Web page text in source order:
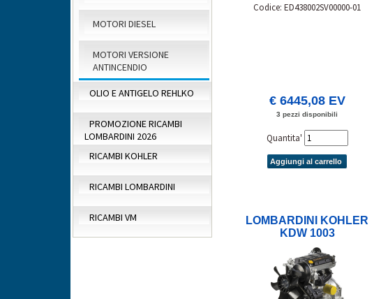
MOTORI DIESEL
MOTORI VERSIONE
ANTINCENDIO
OLIO E ANTIGELO REHLKO
PROMOZIONE RICAMBI
LOMBARDINI 2026
RICAMBI KOHLER
RICAMBI LOMBARDINI
RICAMBI VM
Codice: ED438002SV00000-01
€ 6445,08 EV
3 pezzi disponibili
Quantita'
Aggiungi al carrello
LOMBARDINI KOHLER
KDW 1003